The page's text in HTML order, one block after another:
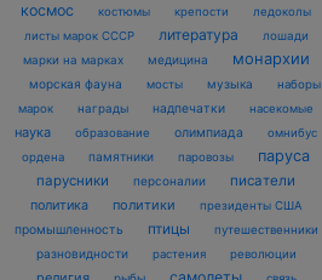
космос
костюмы крепости
ледоколы
листы марок СССР
литература
лошади
марки на марках
медицина монархии
морская фауна мосты музыка
наборы
марок
награды надпечатки насекомые
наука образование олимпиада
омнибус
ордена
памятники паровозы паруса
парусники персоналии
писатели
политика
политики президенты США
промышленность птицы путешественники
разновидности растения революции